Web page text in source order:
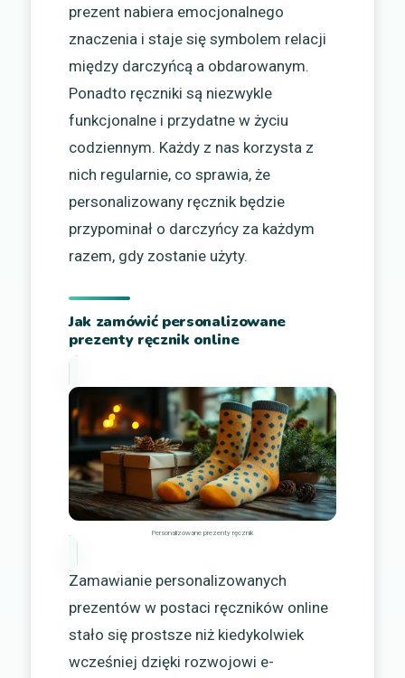
prezent nabiera emocjonalnego
znaczenia i staje się symbolem relacji
między darczyńcą a obdarowanym.
Ponadto ręczniki są niezwykle
funkcjonalne i przydatne w życiu
codziennym. Każdy z nas korzysta z
nich regularnie, co sprawia, że
personalizowany ręcznik będzie
przypominał o darczyńcy za każdym
razem, gdy zostanie użyty.
Jak zamówić personalizowane
prezenty ręcznik online
Personalizowane prezenty ręcznik
Zamawianie personalizowanych
prezentów w postaci ręczników online
stało się prostsze niż kiedykolwiek
wcześniej dzięki rozwojowi e-